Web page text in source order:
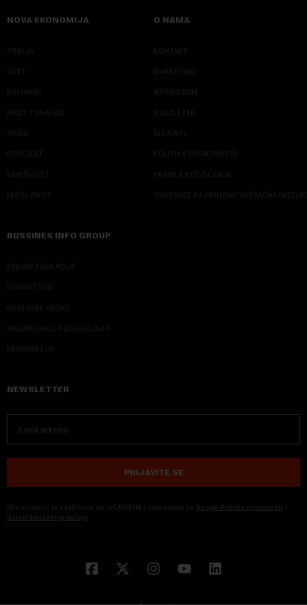
NOVA EKONOMIJA
SRBIJA
SVET
KOLUMNE
PRIČE I ANALIZE
VIDEO
PODCAST
ODRŽIVOST
LEPŠI ŽIVOT
O NAMA
KONTAKT
MARKETING
IMPRESSUM
NJUZLETER
KLIJENTI
POLITIKA PRIVATNOSTI
PRAVILA KORIŠĆENJA
SMERNICE ZA PRIMENU VEŠTAČKE
BUSSINES INFO GROUP
ONLINE EDUKACIJE
IZDAVAŠTVO
MEDIJSKE OBUKE
ORGANIZACIJA DOGADJAJA
EKONOM I JA
NEWSLETTER
PRIJAVITE SE
Ova stranica je zaštićena sa reCAPTCHA i primenjuju se Google Politika privatnosti i
Uslovi korišćenja usluge